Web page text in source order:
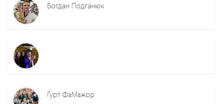
Богдан Подганюк
Гурт ФаМажор